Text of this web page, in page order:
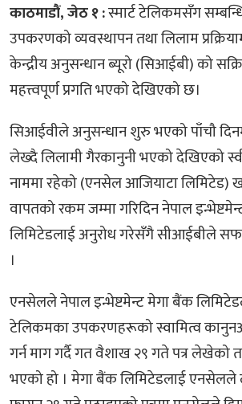
काठमाडौं, जेठ १ :स्मार्ट टेलिकमसँग
उपकरणको व्यवस्थापन तथा लिलाम
केन्द्रीय अनुसन्धान ब्यूरो (सिआईबी) को
महत्त्वपूर्ण प्रगति भएको देखिएको छ।
सिआईवीले अनुसन्धान शुरु भएको पाँचौ
लेख्दै लिलामी गैरकानुनी भएको देखिएको
नाममा रहेको (एनसेल आजियाटा लिमिटेड)
वापतको रकम जम्मा गरिदिन नेपाल
लिमिटेडलाई अनुरोध गरेसँगै सीआईबीले
।
एनसेलले नेपाल इन्भेष्टमेन्ट मेगा बैंक
टेलिकमका उपकरणहरूको स्वामित्व
गर्न माग गर्दै गत वैशाख २९ गते पत्र लेखेको
भएको हो । मेगा बैंक लिमिटेडलाई एनसेलले